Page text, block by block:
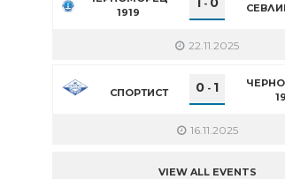
1919
-
22.11.2025
СПОРТИСТ 0 - 1
16.11.2025
VIEW ALL EVENTS